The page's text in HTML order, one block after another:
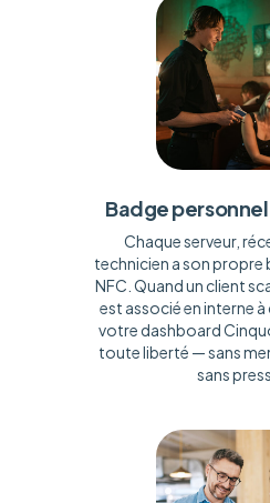
Badge
Chaque serveur,
technicien a son propre
NFC. Quand un client
est associé en interne
votre dashboard
toute liberté — sans
sans